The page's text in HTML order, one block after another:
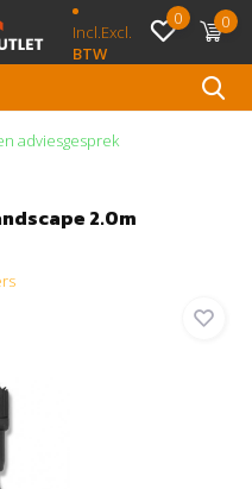
Incl.Excl.
BTW
0 0
adviesgesprek
2.0m